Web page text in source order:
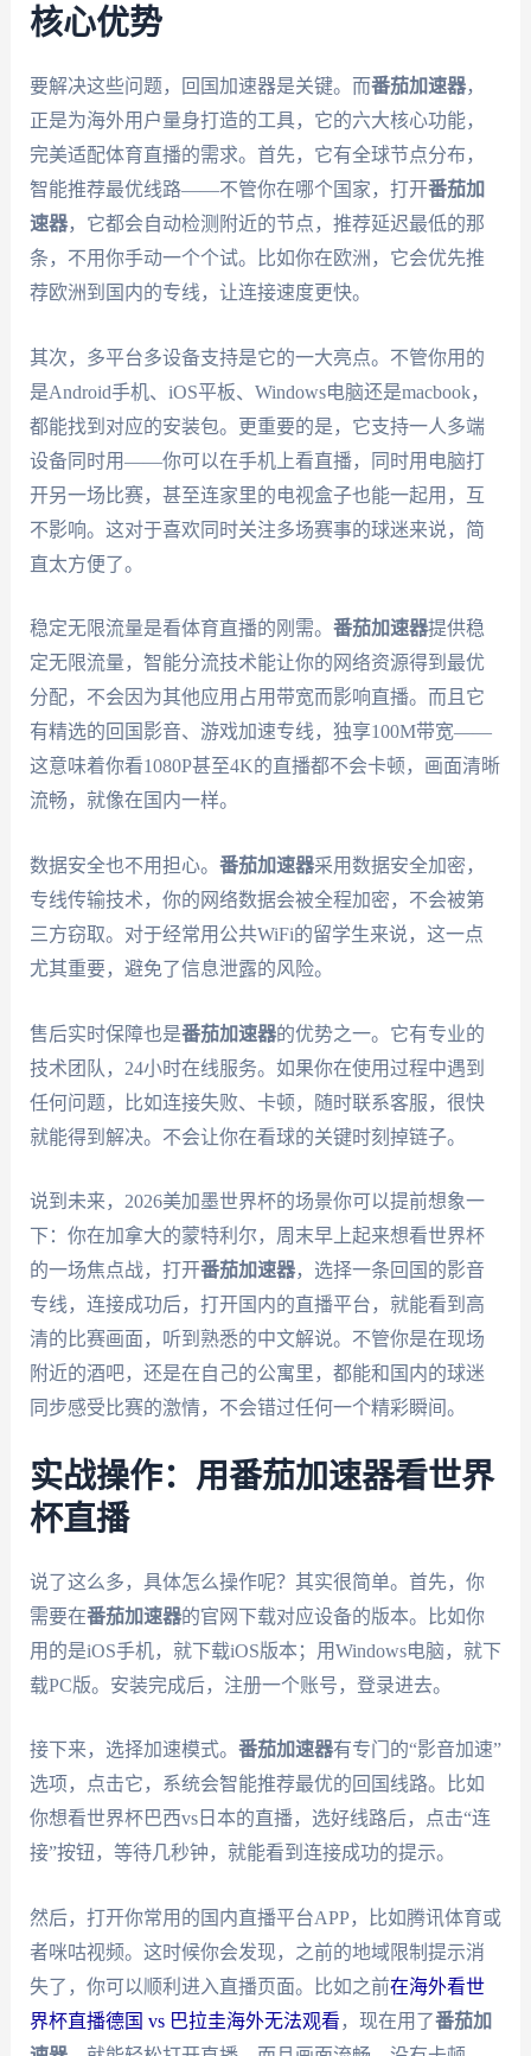
核心优势
要解决这些问题，回国加速器是关键。而番茄加速器，
正是为海外用户量身打造的工具，它的六大核心功能，
完美适配体育直播的需求。首先，它有全球节点分布，
智能推荐最优线路——不管你在哪个国家，打开番茄加
速器，它都会自动检测附近的节点，推荐延迟最低的那
条，不用你手动一个个试。比如你在欧洲，它会优先推
荐欧洲到国内的专线，让连接速度更快。
其次，多平台多设备支持是它的一大亮点。不管你用的
是Android手机、iOS平板、Windows电脑还是macbook，
都能找到对应的安装包。更重要的是，它支持一人多端
设备同时用——你可以在手机上看直播，同时用电脑打
开另一场比赛，甚至连家里的电视盒子也能一起用，互
不影响。这对于喜欢同时关注多场赛事的球迷来说，简
直太方便了。
稳定无限流量是看体育直播的刚需。 番茄加速器提供稳
定无限流量，智能分流技术能让你的网络资源得到最优
分配，不会因为其他应用占用带宽而影响直播。而且它
有精选的回国影音、游戏加速专线，独享100M带宽——
这意味着你看1080P甚至4K的直播都不会卡顿，画面清晰
流畅，就像在国内一样。
数据安全也不用担心。 番茄加速器采用数据安全加密，
专线传输技术，你的网络数据会被全程加密，不会被第
三方窃取。对于经常用公共WiFi的留学生来说，这一点
尤其重要，避免了信息泄露的风险。
售后实时保障也是番茄加速器的优势之一。它有专业的
技术团队，24小时在线服务。如果你在使用过程中遇到
任何问题，比如连接失败、卡顿，随时联系客服，很快
就能得到解决。不会让你在看球的关键时刻掉链子。
说到未来，2026美加墨世界杯的场景你可以提前想象一
下：你在加拿大的蒙特利尔，周末早上起来想看世界杯
的一场焦点战，打开番茄加速器，选择一条回国的影音
专线，连接成功后，打开国内的直播平台，就能看到高
清的比赛画面，听到熟悉的中文解说。不管你是在现场
附近的酒吧，还是在自己的公寓里，都能和国内的球迷
同步感受比赛的激情，不会错过任何一个精彩瞬间。
实战操作：用番茄加速器看世界
杯直播
说了这么多，具体怎么操作呢？其实很简单。首先，你
需要在番茄加速器的官网下载对应设备的版本。比如你
用的是iOS手机，就下载iOS版本；用Windows电脑，就下
载PC版。安装完成后，注册一个账号，登录进去。
接下来，选择加速模式。 番茄加速器有专门的“影音加速”
选项，点击它，系统会智能推荐最优的回国线路。比如
你想看世界杯巴西vs日本的直播，选好线路后，点击“连
接”按钮，等待几秒钟，就能看到连接成功的提示。
然后，打开你常用的国内直播平台APP，比如腾讯体育或
者咪咕视频。这时候你会发现，之前的地域限制提示消
失了，你可以顺利进入直播页面。比如之前在海外看世
界杯直播德国 vs 巴拉圭海外无法观看 ，现在用了番茄加